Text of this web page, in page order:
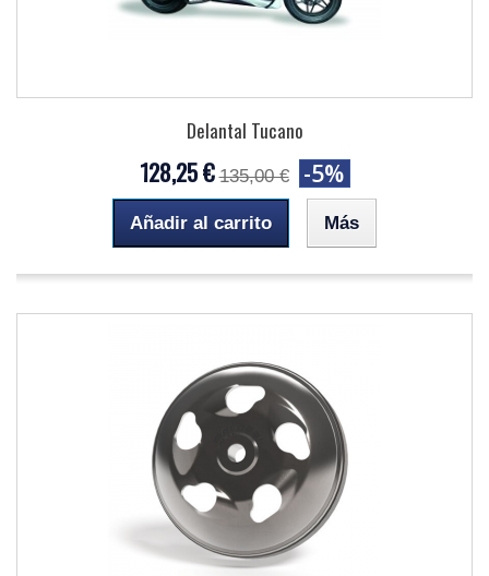
Delantal Tucano
128,25 € 135,00 € -5%
Añadir al carrito Más